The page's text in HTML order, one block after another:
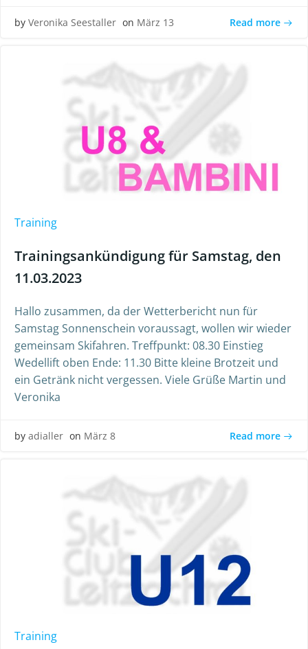
by Veronika Seestaller on März 13 Read more
Training
Trainingsankündigung für Samstag, den
11.03.2023
Hallo zusammen, da der Wetterbericht nun für
Samstag Sonnenschein voraussagt, wollen wir wieder
gemeinsam Skifahren. Treffpunkt: 08.30 Einstieg
Wedellift oben Ende: 11.30 Bitte kleine Brotzeit und
ein Getränk nicht vergessen. Viele Grüße Martin und
Veronika
by adialler on März 8 Read more
Training